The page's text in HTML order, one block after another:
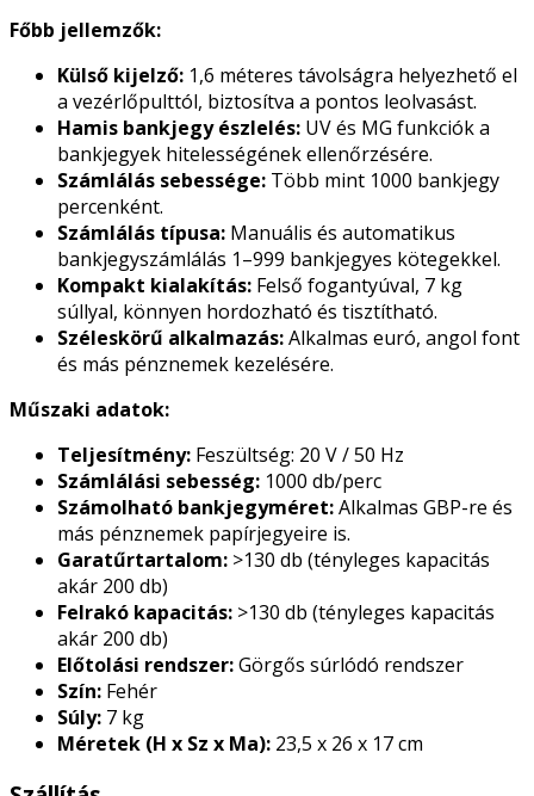
Főbb jellemzők:
Külső kijelző: 1,6 méteres távolságra helyezhető el
a vezérlőpulttól, biztosítva a pontos leolvasást.
Hamis bankjegy észlelés: UV és MG funkciók a
bankjegyek hitelességének ellenőrzésére.
Számlálás sebessége: Több mint 1000 bankjegy
percenként.
Számlálás típusa: Manuális és automatikus
bankjegyszámlálás 1–999 bankjegyes kötegekkel.
Kompakt kialakítás: Felső fogantyúval, 7 kg
súllyal, könnyen hordozható és tisztítható.
Széleskörű alkalmazás:Alkalmas euró, angol font
és más pénznemek kezelésére.
Műszaki adatok:
Teljesítmény: Feszültség: 20 V / 50 Hz
Számlálási sebesség: 1000 db/perc
Számolható bankjegyméret:Alkalmas GBP-re és
más pénznemek papírjegyeire is.
Garatűrtartalom: >130 db (tényleges kapacitás
akár 200 db)
Felrakó kapacitás: >130 db (tényleges kapacitás
akár 200 db)
Előtolási rendszer:Görgős súrlódó rendszer
Szín: Fehér
Súly: 7 kg
Méretek (H x Sz x Ma): 23,5 x 26 x 17 cm